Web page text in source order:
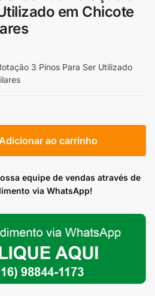
em Chicote
3 Pinos Para Ser Utilizado
ao carrinho
equipe de vendas através de
via WhatsApp!